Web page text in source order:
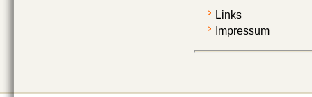
Links
Impressum